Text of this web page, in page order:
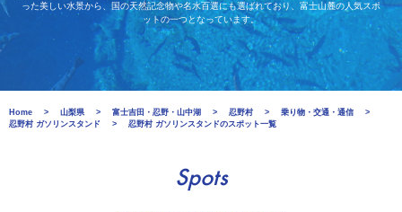
った美しい水景から、国の天然記念物や名水百選にも選ばれており、富士山麓の人気スポ
ットの一つとなっています。
Home 山梨県 富士吉田・忍野・山中湖 忍野村
乗り物・交通・通信
忍野村 ガソリンスタンド
忍野村 ガソリンスタンドのスポット一覧
Spots